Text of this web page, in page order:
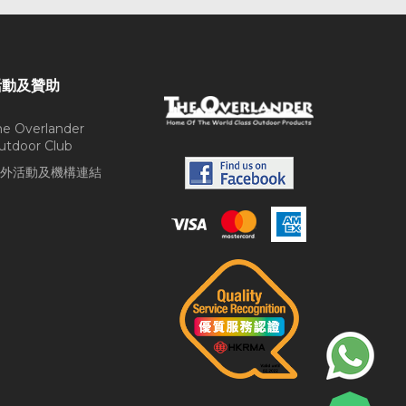
及贊助
Overlander
Club
活動及機構連結